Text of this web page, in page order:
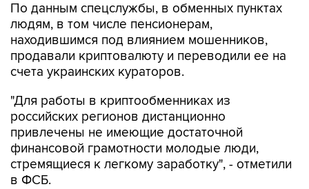
По данным спецслужбы, в обменных пунктах
людям, в том числе пенсионерам,
находившимся под влиянием мошенников,
продавали криптовалюту и переводили ее на
счета украинских кураторов.
"Для работы в криптообменниках из
российских регионов дистанционно
привлечены не имеющие достаточной
финансовой грамотности молодые люди,
стремящиеся к легкому заработку", - отметили
в ФСБ.